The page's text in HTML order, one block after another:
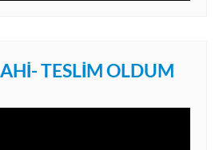
TESLIM OLDUM